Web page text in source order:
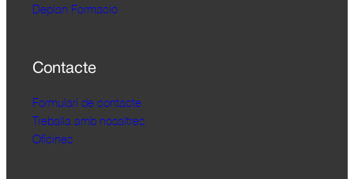
Deplan Formació
Contacte
Formulari de contacte
Treballa amb nosaltres
Oficines